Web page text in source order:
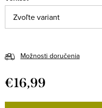
Možnosti doručenia
€16,99
cena: